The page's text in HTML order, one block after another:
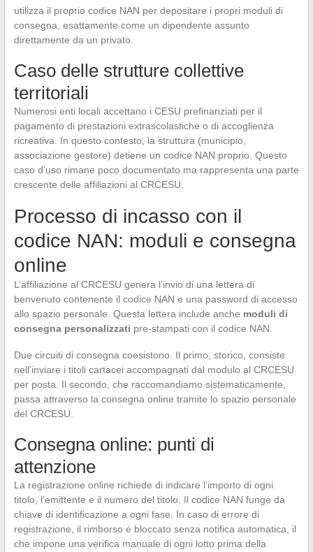
utilizza il proprio codice NAN per depositare i propri moduli di
consegna, esattamente come un dipendente assunto
direttamente da un privato.
Caso delle strutture collettive
territoriali
Numerosi enti locali accettano i CESU prefinanziati per il
pagamento di prestazioni extrascolastiche o di accoglienza
ricreativa. In questo contesto, la struttura (municipio,
associazione gestore) detiene un codice NAN proprio. Questo
caso d’uso rimane poco documentato ma rappresenta una parte
crescente delle affiliazioni al CRCESU.
Processo di incasso con il
codice NAN: moduli e consegna
online
L’affiliazione al CRCESU genera l’invio di una lettera di
benvenuto contenente il codice NAN e una password di accesso
allo spazio personale. Questa lettera include anche moduli di
consegna personalizzati pre-stampati con il codice NAN.
Due circuiti di consegna coesistono. Il primo, storico, consiste
nell’inviare i titoli cartacei accompagnati dal modulo al CRCESU
per posta. Il secondo, che raccomandiamo sistematicamente,
passa attraverso la consegna online tramite lo spazio personale
del CRCESU.
Consegna online: punti di
attenzione
La registrazione online richiede di indicare l’importo di ogni
titolo, l’emittente e il numero del titolo. Il codice NAN funge da
chiave di identificazione a ogni fase. In caso di errore di
registrazione, il rimborso è bloccato senza notifica automatica, il
che impone una verifica manuale di ogni lotto prima della